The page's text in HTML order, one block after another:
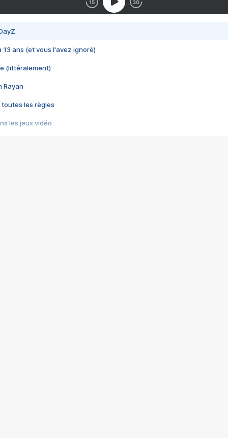
13 ans (et vous l'avez ignoré)
(littéralement)
Rayan
toutes les règles
les jeux vidéo